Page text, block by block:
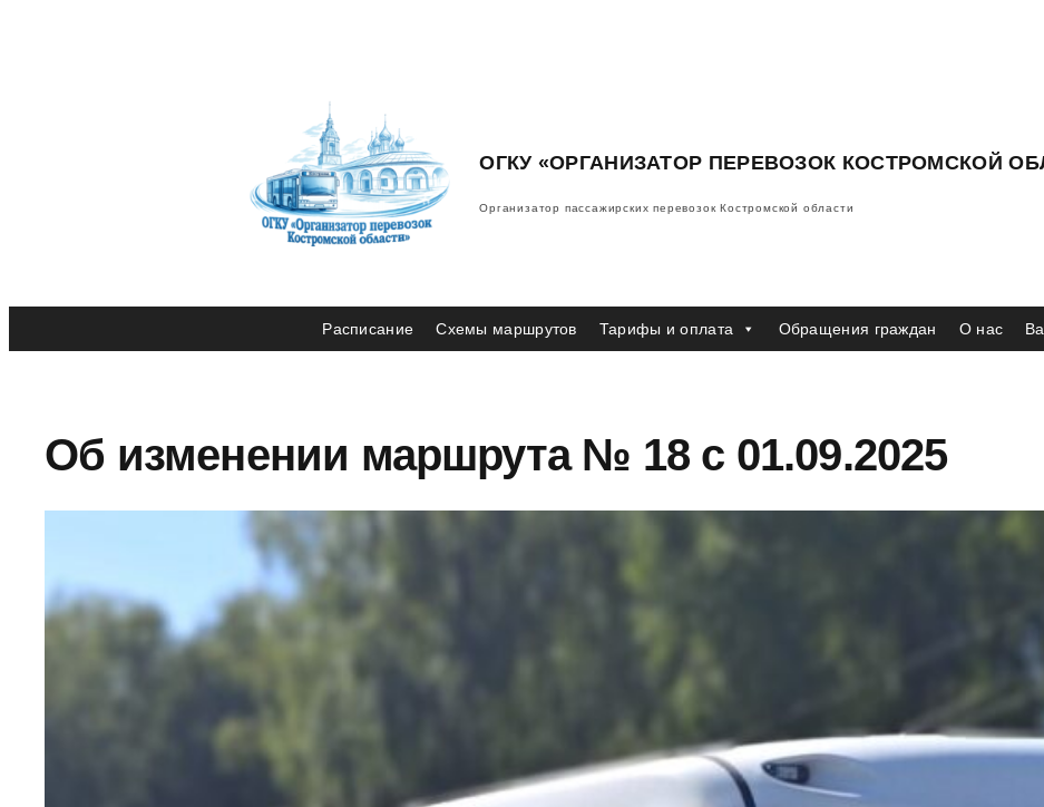
ОГКУ «ОРГАНИЗАТОР ПЕРЕВОЗОК КОСТРОМСКОЙ
Организатор пассажирских перевозок Костромской области
Расписание Схемы маршрутов Тарифы и оплата Обращения граждан О нас
Об изменении маршрута № 18 с 01.09.2025